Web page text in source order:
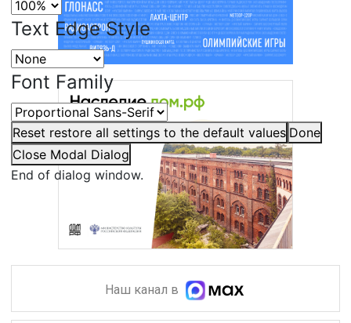
Text Edge Style
Font Family
Reset restore all settings to the default values Done
Close Modal Dialog
End of dialog window.
Наш канал в